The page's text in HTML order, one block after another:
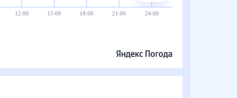
12:00 15:00 18:00 21:00 24:00